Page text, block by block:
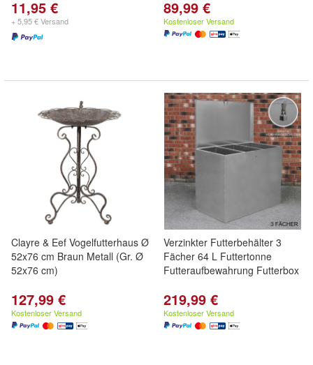
11,95 €
+ 5,95 € Versand
89,99 €
Kostenloser Versand
Clayre & Eef Vogelfutterhaus Ø
52x76 cm Braun Metall (Gr. Ø
52x76 cm)
127,99 €
Kostenloser Versand
Verzinkter Futterbehälter 3
Fächer 64 L Futtertonne
Futteraufbewahrung Futterbox
219,99 €
Kostenloser Versand